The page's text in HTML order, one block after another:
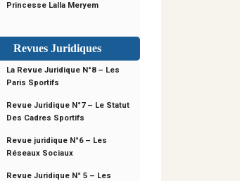
Princesse Lalla Meryem
Revues Juridiques
La Revue Juridique N°8 – Les
Paris Sportifs
Revue Juridique N°7 – Le Statut
Des Cadres Sportifs
Revue juridique N°6 – Les
Réseaux Sociaux
Revue Juridique N° 5 – Les